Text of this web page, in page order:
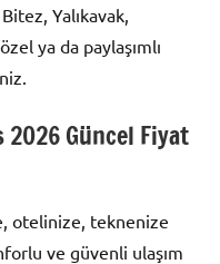
Yalıkavak,
ya da paylaşımlı
Güncel Fiyat
otelinize, teknenize
ve güvenli ulaşım